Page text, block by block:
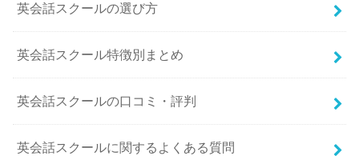
英会話スクールの選び方
英会話スクール特徴別まとめ
英会話スクールの口コミ・評判
英会話スクールに関するよくある質問